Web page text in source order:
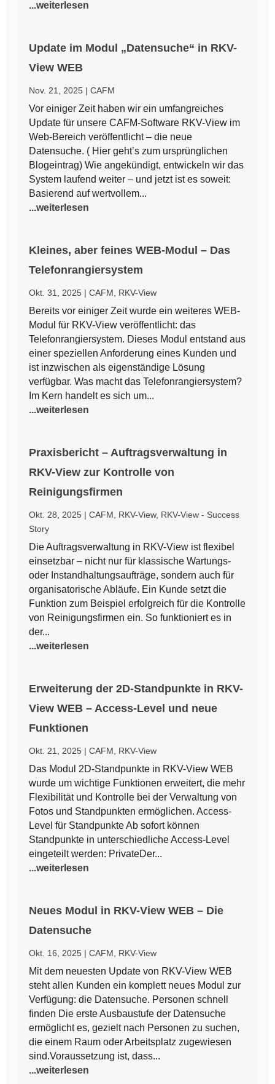
...weiterlesen
Update im Modul „Datensuche“ in RKV-
View WEB
Nov. 21, 2025 |CAFM
Vor einiger Zeit haben wir ein umfangreiches
Update für unsere CAFM-Software RKV-View im
Web-Bereich veröffentlicht – die neue
Datensuche. ( Hier geht’s zum ursprünglichen
Blogeintrag) Wie angekündigt, entwickeln wir das
System laufend weiter – und jetzt ist es soweit:
Basierend auf wertvollem...
...weiterlesen
Kleines, aber feines WEB-Modul – Das
Telefonrangiersystem
Okt. 31, 2025 |CAFM RKV-View
Bereits vor einiger Zeit wurde ein weiteres WEB-
Modul für RKV-View veröffentlicht: das
Telefonrangiersystem. Dieses Modul entstand aus
einer speziellen Anforderung eines Kunden und
ist inzwischen als eigenständige Lösung
verfügbar. Was macht das Telefonrangiersystem?
Im Kern handelt es sich um...
...weiterlesen
Praxisbericht – Auftragsverwaltung in
RKV-View zur Kontrolle von
Reinigungsfirmen
Okt. 28, 2025 |CAFM RKV-View, RKV-View - Success
Story
Die Auftragsverwaltung in RKV-View ist flexibel
einsetzbar – nicht nur für klassische Wartungs-
oder Instandhaltungsaufträge, sondern auch für
organisatorische Abläufe. Ein Kunde setzt die
Funktion zum Beispiel erfolgreich für die Kontrolle
von Reinigungsfirmen ein. So funktioniert es in
der...
...weiterlesen
Erweiterung der 2D-Standpunkte in RKV-
View WEB – Access-Level und neue
Funktionen
Okt. 21, 2025 |CAFM RKV-View
Das Modul 2D-Standpunkte in RKV-View WEB
wurde um wichtige Funktionen erweitert, die mehr
Flexibilität und Kontrolle bei der Verwaltung von
Fotos und Standpunkten ermöglichen. Access-
Level für Standpunkte Ab sofort können
Standpunkte in unterschiedliche Access-Level
eingeteilt werden: PrivateDer...
...weiterlesen
Neues Modul in RKV-View WEB – Die
Datensuche
Okt. 16, 2025 |CAFM RKV-View
Mit dem neuesten Update von RKV-View WEB
steht allen Kunden ein komplett neues Modul zur
Verfügung: die Datensuche. Personen schnell
finden Die erste Ausbaustufe der Datensuche
ermöglicht es, gezielt nach Personen zu suchen,
die einem Raum oder Arbeitsplatz zugewiesen
sind.Voraussetzung ist, dass...
...weiterlesen